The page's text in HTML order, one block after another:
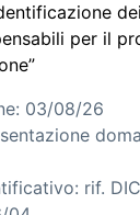
per il
03/08/26
rif.